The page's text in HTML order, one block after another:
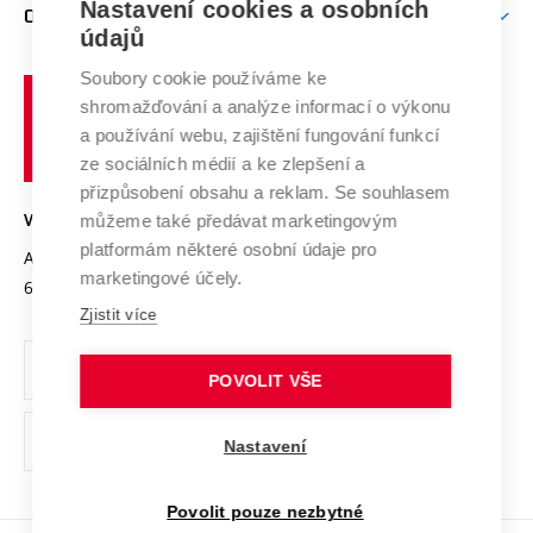
E-přihláška
Doktorské studium
Podpora podnikání
Mezinárodní vědecká rada
Systém zajišťování kvality výzkumu
Výzkumné infrastruktury
Transfer znalostí
Open Science
Projekty
Projekty ze strukturálních fondů
Specifický výzkum
Zahraniční spolupráce
Spolupráce se školami
Služby univerzity
Mezinárodní dohody
Univerzitní sítě
O UNIVERZITĚ
Profil univerzity
Udržitelná univerzita
Podnikavá univerzita / ContriBUTe
Bezpečná univerzita
Vyznamenání
Organizační struktura
Ochrana osobních údajů
odkaz)
učení
technické
VYSOKÉ UČENÍ TECHNICKÉ V BRNĚ
Antonínská 548/1
602 00 Brno
www.vut.cz
vut@vutbr.cz
Nastavení cookies a osobních
údajů
Soubory cookie používáme ke
shromažďování a analýze informací o výkonu
a používání webu, zajištění fungování funkcí
ze sociálních médií a ke zlepšení a
přizpůsobení obsahu a reklam. Se souhlasem
můžeme také předávat marketingovým
platformám některé osobní údaje pro
marketingové účely.
Zjistit více
POVOLIT VŠE
Nastavení
Povolit pouze nezbytné